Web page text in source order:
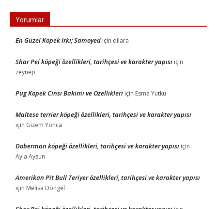
Yorumlar
En Güzel Köpek Irkı; Samoyed için dilara
Shar Pei köpeği özellikleri, tarihçesi ve karakter yapısı için
zeynep
Pug Köpek Cinsi Bakımı ve Özellikleri için Esma Yutku
Maltese terrier köpeği özellikleri, tarihçesi ve karakter yapısı
için Gizem Yonca
Doberman köpeği özellikleri, tarihçesi ve karakter yapısı için
Ayla Aysun
Amerikan Pit Bull Teriyer özellikleri, tarihçesi ve karakter yapısı
için Melisa Döngel